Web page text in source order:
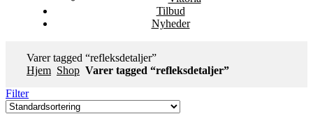
Tilbud
Nyheder
Varer tagged “refleksdetaljer”
Hjem Shop Varer tagged “refleksdetaljer”
Filter